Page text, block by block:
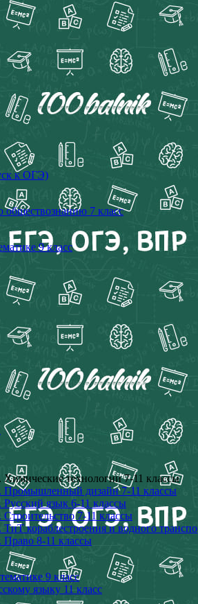
к ОГЭ)
обществознанию 7 класс
9 класс
технологии 7-11 классы
дизайн 7-11 классы
язык 6-11 классы
7-11 классы
кораблестроения и водного
8-11 классы
9 класс
языку 11 класс